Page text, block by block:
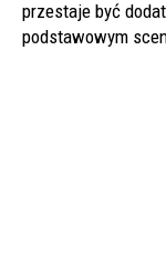
przestaje być
podstawowym